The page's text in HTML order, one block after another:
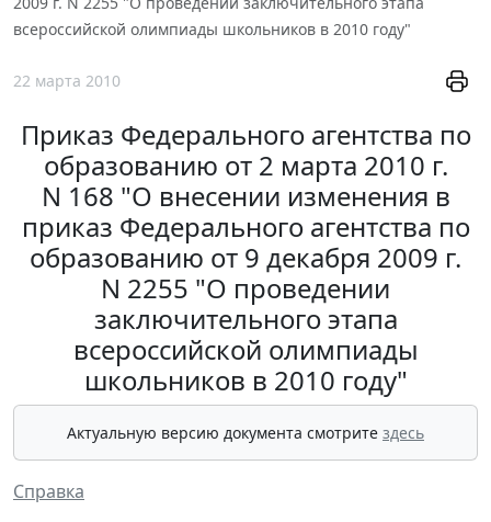
всероссийской олимпиады школьников в 2010 году"
22 марта 2010
Приказ Федерального агентства по
образованию от 2 марта 2010 г.
N 168 "О внесении изменения в
приказ Федерального агентства по
образованию от 9 декабря 2009 г.
N 2255 "О проведении
заключительного этапа
всероссийской олимпиады
школьников в 2010 году"
Актуальную версию документа смотрите здесь
Справка